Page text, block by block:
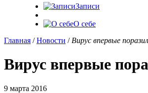
Записи
О себе
Главная /Новости / Вирус впервые
Вирус впервые
9 марта 2016